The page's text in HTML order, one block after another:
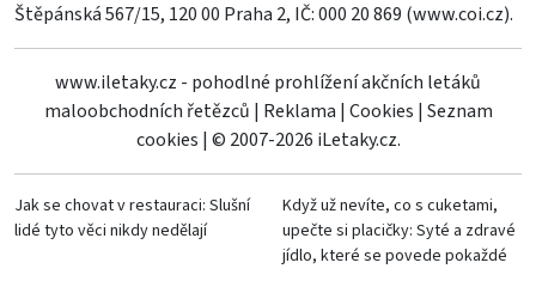
Štěpánská 567/15, 120 00 Praha 2, IČ: 000 20 869 (www.coi.cz).
www.iletaky.cz - pohodlné prohlížení akčních letáků
maloobchodních řetězců | Reklama | Cookies | Seznam
cookies | © 2007-2026 iLetaky.cz.
Jak se chovat v restauraci: Slušní
lidé tyto věci nikdy nedělají
Když už nevíte, co s cuketami,
upečte si placičky: Syté a zdravé
jídlo, které se povede pokaždé